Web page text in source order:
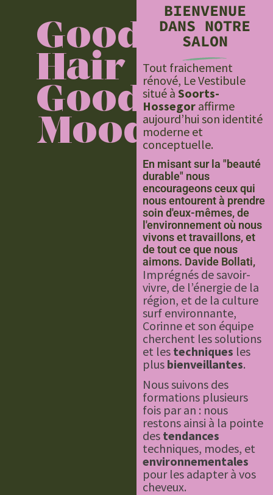
Good
Hair
Good
Mood
BIENVENUE
DANS NOTRE
SALON
Tout fraichement
rénové, Le Vestibule
situé à Soorts-
Hossegor affirme
aujourd’hui son identité
moderne et
conceptuelle.
En misant sur la "beauté
durable" nous
encourageons ceux qui
nous entourent à prendre
soin d'eux-mêmes, de
l'environnement où nous
vivons et travaillons, et
de tout ce que nous
aimons. Davide Bollati,
Imprégnés de savoir-
vivre, de l’énergie de la
région, et de la culture
surf environnante,
Corinne et son équipe
cherchent les solutions
et les techniques les
plus bienveillantes.
Nous suivons des
formations plusieurs
fois par an : nous
restons ainsi à la pointe
des tendances
techniques, modes, et
environnementales
pour les adapter à vos
cheveux.